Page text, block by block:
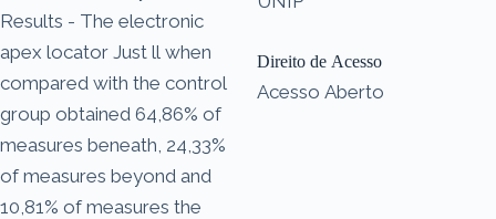
Results - The electronic
apex locator Just ll when
compared with the control
group obtained 64,86% of
measures beneath, 24,33%
of measures beyond and
10,81% of measures the
Direito de Acesso
Acesso Aberto